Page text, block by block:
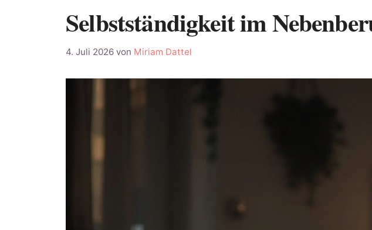
Selbstständigkeit im
4. Juli 2026 von Miriam Dattel